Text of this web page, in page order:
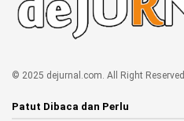
© 2025 dejurnal.com. All Right Reserved
Patut Dibaca dan Perlu